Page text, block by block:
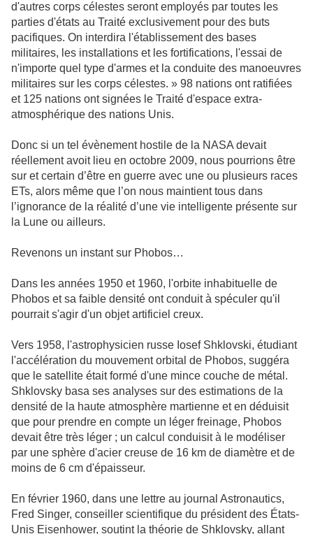
d'autres corps célestes seront employés par toutes les
parties d'états au Traité exclusivement pour des buts
pacifiques. On interdira l'établissement des bases
militaires, les installations et les fortifications, l'essai de
n'importe quel type d'armes et la conduite des manoeuvres
militaires sur les corps célestes. » 98 nations ont ratifiées
et 125 nations ont signées le Traité d'espace extra-
atmosphérique des nations Unis.
Donc si un tel évènement hostile de la NASA devait
réellement avoit lieu en octobre 2009, nous pourrions être
sur et certain d’être en guerre avec une ou plusieurs races
ETs, alors même que l’on nous maintient tous dans
l’ignorance de la réalité d’une vie intelligente présente sur
la Lune ou ailleurs.
Revenons un instant sur Phobos…
Dans les années 1950 et 1960, l'orbite inhabituelle de
Phobos et sa faible densité ont conduit à spéculer qu'il
pourrait s'agir d'un objet artificiel creux.
Vers 1958, l'astrophysicien russe Iosef Shklovski, étudiant
l'accélération du mouvement orbital de Phobos, suggéra
que le satellite était formé d'une mince couche de métal.
Shklovsky basa ses analyses sur des estimations de la
densité de la haute atmosphère martienne et en déduisit
que pour prendre en compte un léger freinage, Phobos
devait être très léger ; un calcul conduisit à le modéliser
par une sphère d'acier creuse de 16 km de diamètre et de
moins de 6 cm d'épaisseur.
En février 1960, dans une lettre au journal Astronautics,
Fred Singer, conseiller scientifique du président des États-
Unis Eisenhower, soutint la théorie de Shklovsky, allant